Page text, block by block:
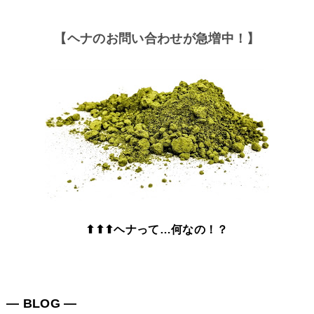
【ヘナのお問い合わせが急増中！】
⬆⬆⬆ヘナって…何なの！？
― BLOG ―